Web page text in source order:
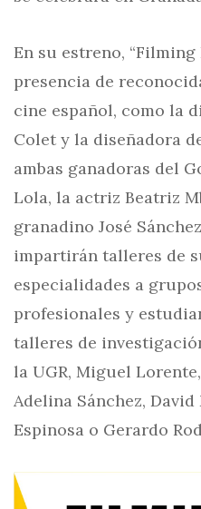
En su estreno,
presencia de
cine español, como la
Colet y la diseñadora
ambas ganadoras del
Lola, la actriz Beatriz
granadino José
impartirán talleres de
especialidades a
profesionales y
talleres de
la UGR, Miguel
Adelina Sánchez,
Espinosa o Gerardo